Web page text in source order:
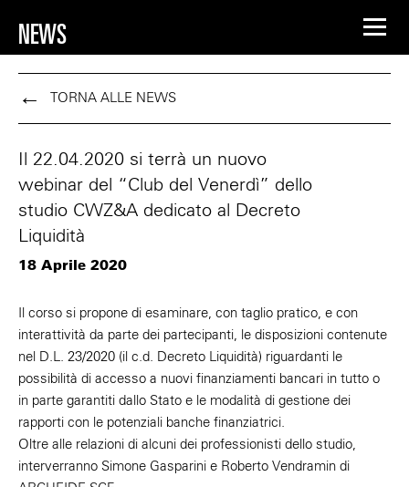
NEWS
TORNA ALLE NEWS
Il 22.04.2020 si terrà un nuovo
webinar del “Club del Venerdì” dello
studio CWZ&A dedicato al Decreto
Liquidità
18 Aprile 2020
Il corso si propone di esaminare, con taglio pratico, e con
interattività da parte dei partecipanti, le disposizioni contenute
nel D.L. 23/2020 (il c.d. Decreto Liquidità) riguardanti le
possibilità di accesso a nuovi finanziamenti bancari in tutto o
in parte garantiti dallo Stato e le modalità di gestione dei
rapporti con le potenziali banche finanziatrici.
Oltre alle relazioni di alcuni dei professionisti dello studio,
interverranno Simone Gasparini e Roberto Vendramin di